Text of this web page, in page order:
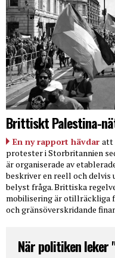
Brittiskt Palestina-
En ny rapport hävdar att
protester i Storbritannien
är organiserade av
beskriver en reell och
belyst fråga. Brittiska
mobilisering är otillräckliga
och gränsöverskridande
När politiken leker